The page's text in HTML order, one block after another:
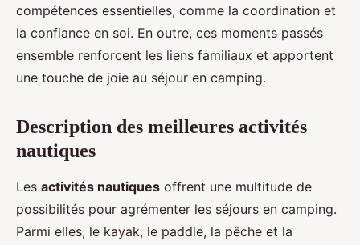
compétences essentielles, comme la coordination et
la confiance en soi. En outre, ces moments passés
ensemble renforcent les liens familiaux et apportent
une touche de joie au séjour en camping.
Description des meilleures activités
nautiques
Les activités nautiques offrent une multitude de
possibilités pour agrémenter les séjours en camping.
Parmi elles, le kayak, le paddle, la pêche et la